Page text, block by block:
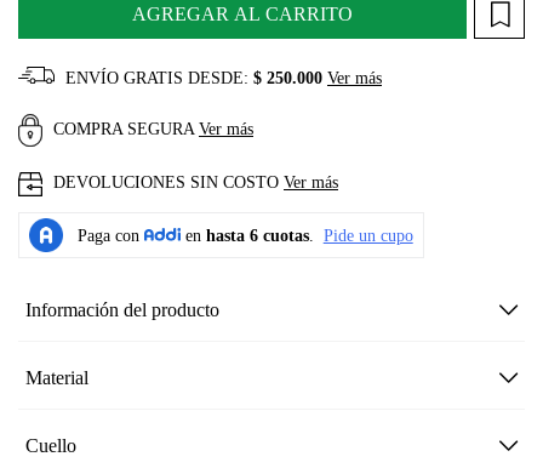
AGREGAR AL CARRITO
ENVÍO GRATIS DESDE: $ 250.000 Ver más
COMPRA SEGURA Ver más
DEVOLUCIONES SIN COSTO Ver más
Información del producto
Material
Cuello